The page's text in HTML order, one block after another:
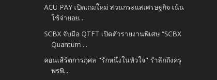
ACU PAY เปิดเกมใหม่ สวนกระแสเศรษฐกิจ เน้น
ใช้จ่ายอย...
SCBX จับมือ QTFT เปิดตัวรายงานพิเศษ “SCBX
Quantum ...
คอนเสิร์ตการกุศล "รักหนึ่งในหัวใจ" รำลึกถึงครู
พรพิ...